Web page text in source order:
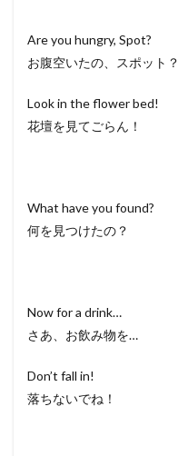
Are you hungry, Spot?
お腹空いたの、スポット？
Look in the flower bed!
花壇を見てごらん！
What have you found?
何を見つけたの？
Now for a drink…
さあ、お飲み物を…
Don’t fall in!
落ちないでね！